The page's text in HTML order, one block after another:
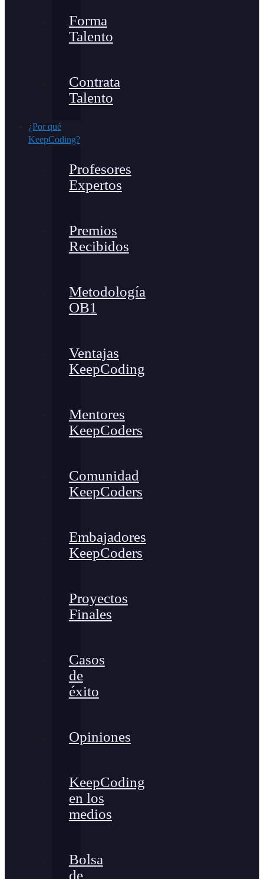
Forma
Talento
Contrata
Talento
¿Por qué
KeepCoding?
Profesores
Expertos
Premios
Recibidos
Metodología
OB1
Ventajas
KeepCoding
Mentores
KeepCoders
Comunidad
KeepCoders
Embajadores
KeepCoders
Proyectos
Finales
Casos
de
éxito
Opiniones
KeepCoding
en los
medios
Bolsa
de